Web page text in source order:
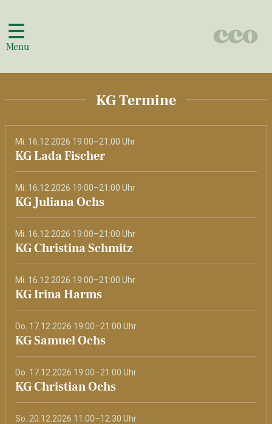
Menu
KG Termine
Mi. 16.12.2026 19:00–21:00 Uhr
KG Lada Fischer
Mi. 16.12.2026 19:00–21:00 Uhr
KG Juliana Ochs
Mi. 16.12.2026 19:00–21:00 Uhr
KG Christina Schmitz
Mi. 16.12.2026 19:00–21:00 Uhr
KG Irina Harms
Do. 17.12.2026 19:00–21:00 Uhr
KG Samuel Ochs
Do. 17.12.2026 19:00–21:00 Uhr
KG Christian Ochs
So. 20.12.2026 11:00–12:30 Uhr